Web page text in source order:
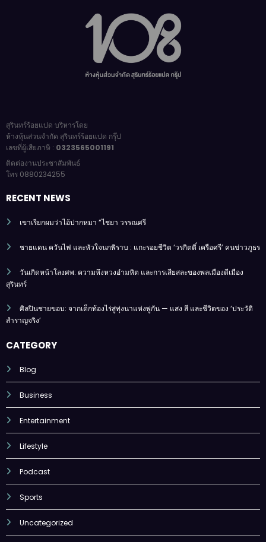
สุรินทร์ร้อยแปด บริหารโดย
ห้างหุ้นส่วนจำกัด สุรินทร์ร้อยแปด กรุ๊ป
เลขที่ผู้เสียภาษี : 0323565001191
ติดต่องานประชาสัมพันธ์
โทร 0880234255
RECENT NEWS
เขาเรียกผมว่าไอ้ปากหมา “ไชยา วรรณศรี
ชายแดน ควันไฟ และหัวใจนกพิราบ : แกะรอยชีวิต ‘วรกิตติ์ เครือศรี’ คนข่าวภูธร
วันเกิดหน้าโลงศพ: ความหึงหวงอำมหิต และการเสียสละของพลเมืองดีเมือง
สุรินทร์
ศิลปินชายขอบ: จากเด็กท้องไร่สู่ทุ่งนาแห่งพู่กัน — แสง สี และชีวิตของ ‘ประวัติ
สำราญจริง’
CATEGORY
Blog
Business
Entertainment
Lifestyle
Podcast
Sports
Uncategorized